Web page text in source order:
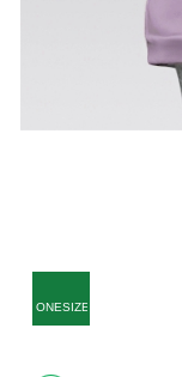
ONESIZE